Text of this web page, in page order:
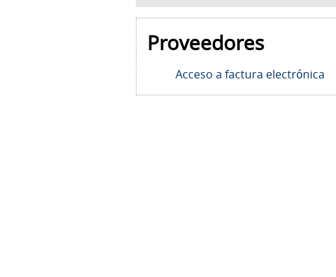
Proveedores
Acceso a factura electrónica